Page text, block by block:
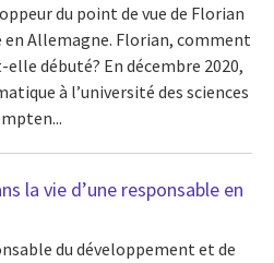
du point de vue de Florian
en Allemagne. Florian, comment
débuté? En décembre 2020,
à l’université des sciences
la vie d’une responsable en
du développement et de